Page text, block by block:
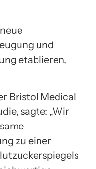
und
etablieren,
Bristol Medical
sagte: „Wir
zu einer